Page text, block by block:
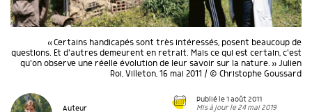
« Certains handicapés sont très intéressés, posent beaucoup de
questions. Et d'autres demeurent en retrait. Mais ce qui est certain, c'est
qu'on observe une réelle évolution de leur savoir sur la nature. » Julien
Roi, Villeton, 16 mai 2011 / © Christophe Goussard
Auteur
Publié le 1 août 2011
Mis à jour le 24 mai 2019